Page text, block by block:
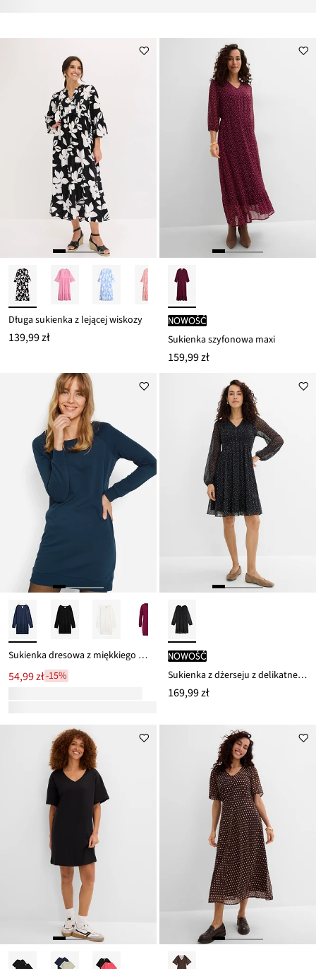
Długa sukienka z lejącej wiskozy
139,99 zł
nowość
Sukienka szyfonowa maxi
159,99 zł
Sukienka dresowa z miękkiego materiału frotte
54,99 zł-15%
nowość
Sukienka z dżerseju z delikatnej siateczki
169,99 zł